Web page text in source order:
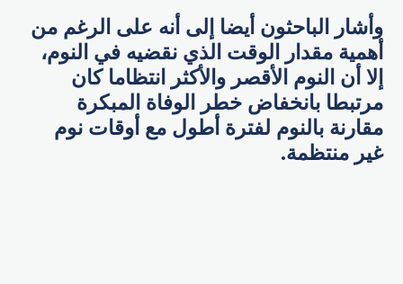
وأشار الباحثون أيضا إلى أنه على الرغم من
أهمية مقدار الوقت الذي نقضيه في النوم،
إلا أن النوم الأقصر والأكثر انتظاما كان
مرتبطا بانخفاض خطر الوفاة المبكرة
مقارنة بالنوم لفترة أطول مع أوقات نوم
غير منتظمة.